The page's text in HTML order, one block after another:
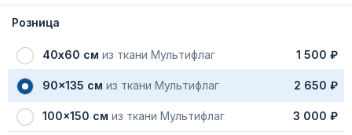
Розница
40х60 см из ткани Мультифлаг 1 500 ₽
90x135 см из ткани Мультифлаг 2 650 ₽
100x150 см из ткани Мультифлаг 3 000 ₽